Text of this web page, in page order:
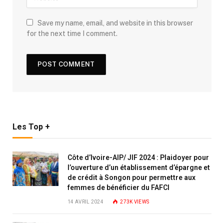
Save my name, email, and website in this browser
for the next time I comment.
Les Top +
Côte d’Ivoire-AIP/ JIF 2024 : Plaidoyer pour
l’ouverture d’un établissement d’épargne et
de crédit à Songon pour permettre aux
femmes de bénéficier du FAFCI
14 AVRIL 2024 273K VIEWS